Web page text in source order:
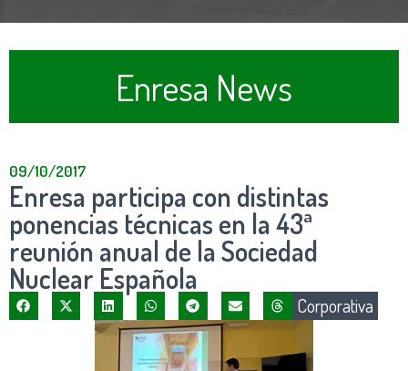
Enresa News
09/10/2017
Enresa participa con distintas
ponencias técnicas en la 43ª
reunión anual de la Sociedad
Nuclear Española
Corporativa